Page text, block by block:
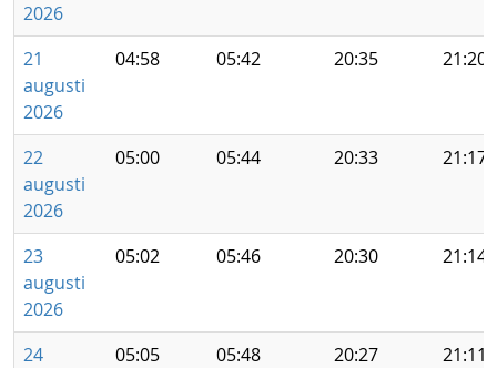
2026
21
augusti
2026
04:58 05:42 20:35 21:20
22
augusti
2026
05:00 05:44 20:33 21:17
23
augusti
2026
05:02 05:46 20:30 21:14
24
05:05 05:48 20:27 21:11